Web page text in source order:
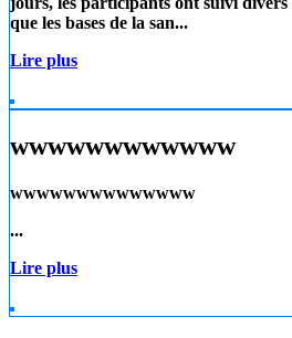
que les bases de la san...
Lire plus
wwwwwwwwwwww
wwwwwwwwwwwwww
...
Lire plus